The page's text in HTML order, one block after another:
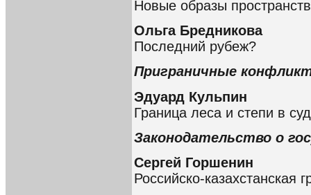
Новые образы
Ольга Бредникова
Последний рубеж?
Приграничные
Эдуард Кульпин
Граница леса и степи в
Законодательство о
Сергей Горшенин
Российско-казахстанская